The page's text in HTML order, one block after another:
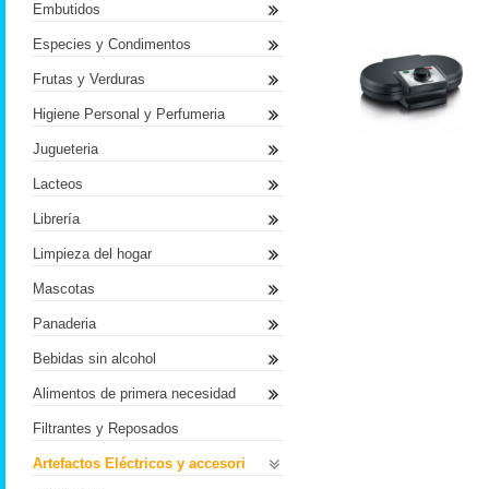
Embutidos
Especies y Condimentos
Frutas y Verduras
Higiene Personal y Perfumeria
Jugueteria
Lacteos
Librería
Limpieza del hogar
Mascotas
Panaderia
Bebidas sin alcohol
Alimentos de primera necesidad
Filtrantes y Reposados
Artefactos Eléctricos y accesori